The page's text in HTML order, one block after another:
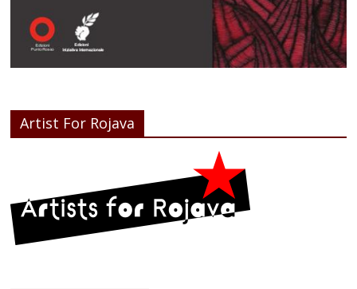
Artist For Rojava